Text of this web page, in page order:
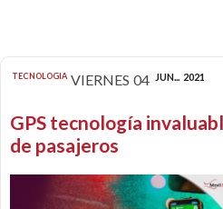
TECNOLOGIA VIERNES 04 JUN... 2021
GPS tecnología
de pasajeros